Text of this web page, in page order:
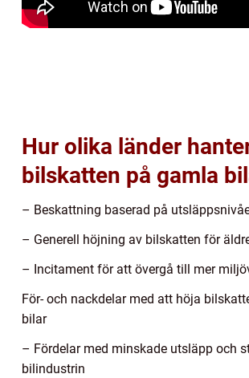
Hur olika länder
bilskatten på gamla
– Beskattning baserad på
– Generell höjning av bilskatten för
– Incitament för att övergå till mer
För- och nackdelar med att höja
bilar
– Fördelar med minskade utsläpp och
bilindustrin